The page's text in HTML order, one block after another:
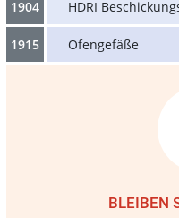
1904 HDRI
1915 Ofengefäße
BLEIBEN